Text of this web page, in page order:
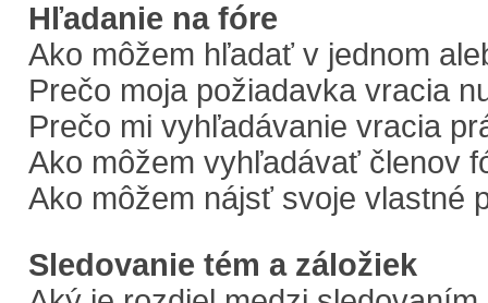
Hľadanie na fóre
Ako môžem hľadať v jednom
Prečo moja požiadavka vracia
Prečo mi vyhľadávanie vracia
Ako môžem vyhľadávať členov
Ako môžem nájsť svoje vlastné
Sledovanie tém a záložiek